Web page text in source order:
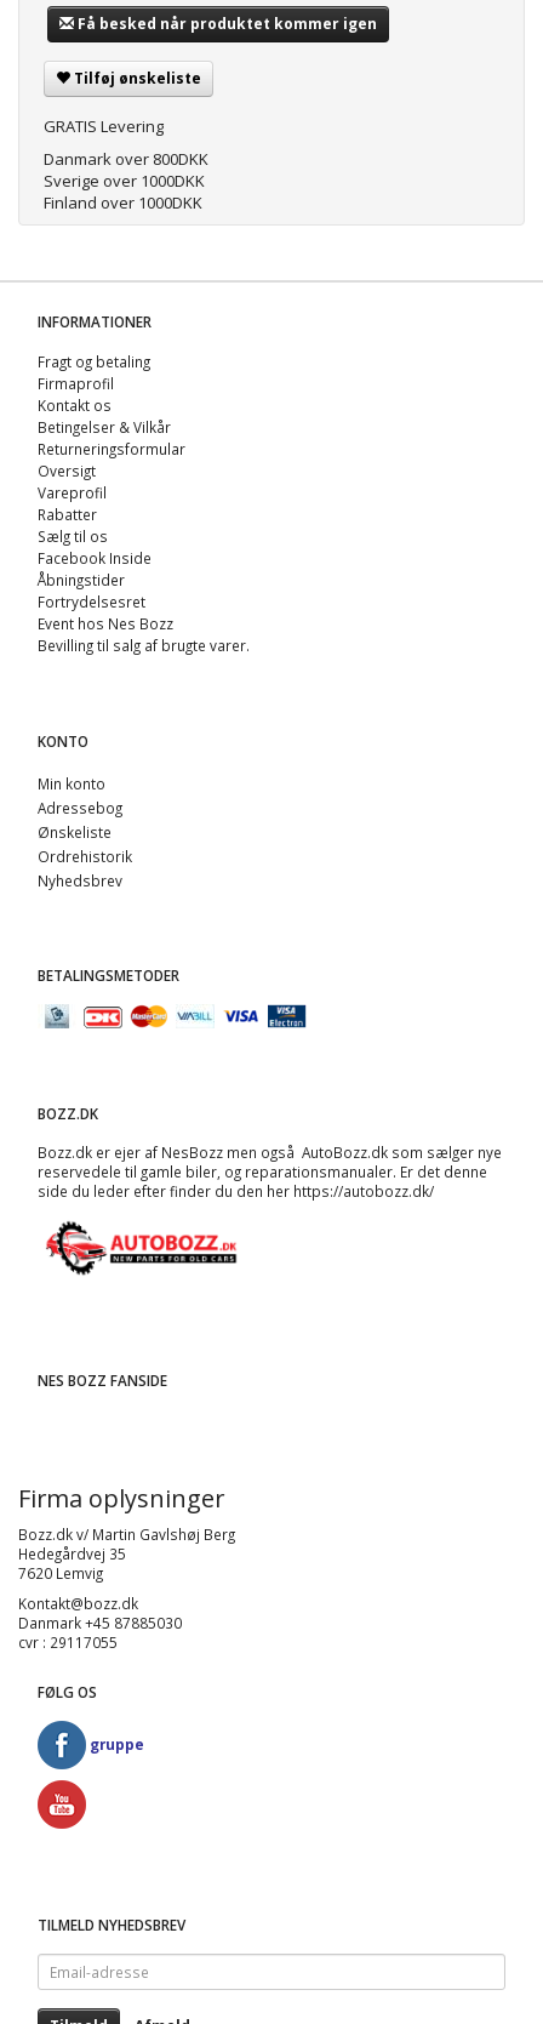
Få besked når produktet kommer igen
Tilføj ønskeliste
GRATIS Levering
Danmark over 800DKK
Sverige over 1000DKK
Finland over 1000DKK
INFORMATIONER
Fragt og betaling
Firmaprofil
Kontakt os
Betingelser & Vilkår
Returneringsformular
Oversigt
Vareprofil
Rabatter
Sælg til os
Facebook Inside
Åbningstider
Fortrydelsesret
Event hos Nes Bozz
Bevilling til salg af brugte varer.
KONTO
Min konto
Adressebog
Ønskeliste
Ordrehistorik
Nyhedsbrev
BETALINGSMETODER
BOZZ.DK
Bozz.dk er ejer af NesBozz men også AutoBozz.dk som sælger nye
reservedele til gamle biler, og reparationsmanualer. Er det denne
side du leder efter finder du den her https://autobozz.dk/
NES BOZZ FANSIDE
Firma oplysninger
Bozz.dk v/ Martin Gavlshøj Berg
Hedegårdvej 35
7620 Lemvig
Kontakt@bozz.dk
Danmark +45 87885030
cvr : 29117055
FØLG OS
gruppe
TILMELD NYHEDSBREV
Email-
adresse